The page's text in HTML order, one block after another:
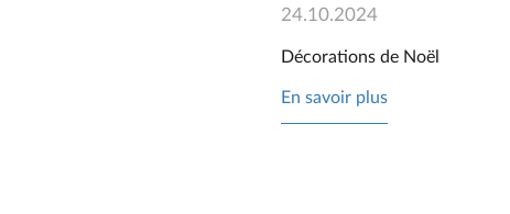
24.10.2024
Décorations de Noël
En savoir plus